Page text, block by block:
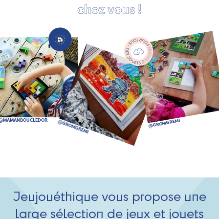
chez vous !
Jeujouéthique vous propose une
large sélection de jeux et jouets